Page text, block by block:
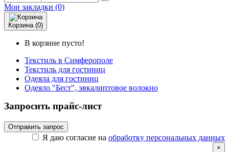
Мои закладки (0)
Корзина (0)
В корзине пусто!
Текстиль в Симферополе
Текстиль для гостиниц
Одеяла для гостиниц
Одеяло "Бест", эвкалиптовое волокно
Запросить прайс-лист
Отправить запрос
Я даю согласие на обработку персональных данных
×